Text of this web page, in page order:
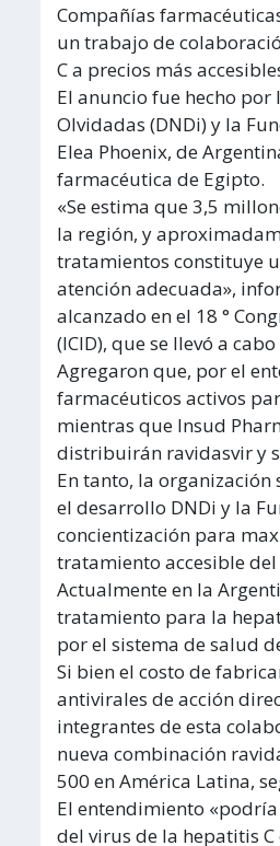
Compañías
un trabajo de
C a precios más
El anuncio fue hecho
Olvidadas (DNDi) y la
Elea Phoenix, de
farmacéutica de Egipto.
«Se estima que 3,5
la región, y
tratamientos constituye
atención adecuada»,
alcanzado en el 18 °
(ICID), que se llevó a
Agregaron que, por el
farmacéuticos activos
mientras que Insud
distribuirán ravidasvir y
En tanto, la
el desarrollo DNDi y la
concientización para
tratamiento accesible
Actualmente en la
tratamiento para la
por el sistema de salud
Si bien el costo de
antivirales de acción
integrantes de esta
nueva combinación
500 en América Latina,
El entendimiento
del virus de la hepatitis